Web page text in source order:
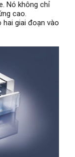
Nó không chỉ
cao.
giai đoạn vào